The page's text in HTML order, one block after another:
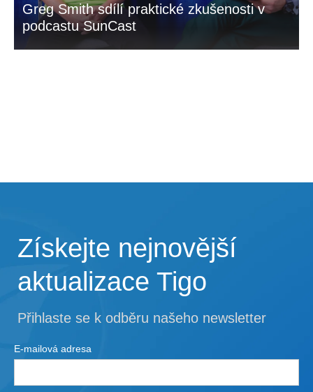
Greg Smith sdílí praktické zkušenosti v
podcastu SunCast
Získejte nejnovější
aktualizace Tigo
Přihlaste se k odběru našeho newsletter
E-mailová adresa